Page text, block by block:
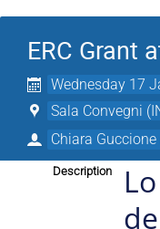
ERC Grant
Wednesday 17
Sala Convegni
Chiara Guccione
Description